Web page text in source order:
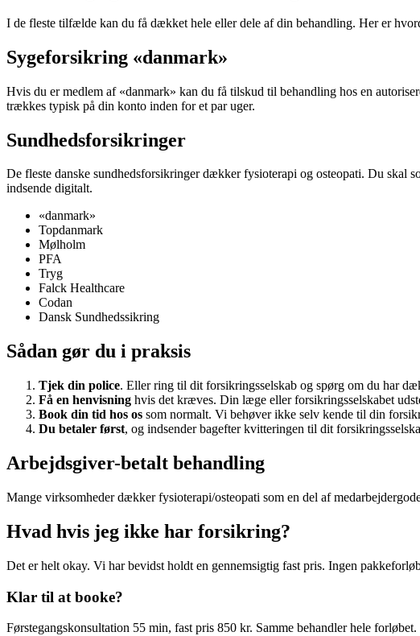
I de fleste tilfælde kan du få dækket hele eller dele af din behandling. Her er
Sygeforsikring «danmark»
Hvis du er medlem af «danmark» kan du få tilskud til behandling hos en
trækkes typisk på din konto inden for et par uger.
Sundhedsforsikringer
De fleste danske sundhedsforsikringer dækker fysioterapi og osteopati. Du skal
indsende digitalt.
«danmark»
Topdanmark
Mølholm
PFA
Tryg
Falck Healthcare
Codan
Dansk Sundhedssikring
Sådan gør du i praksis
Tjek din police. Eller ring til dit forsikringsselskab og spørg om du har
Få en henvisning hvis det kræves. Din læge eller forsikringsselskabet
Book din tid hos os som normalt. Vi behøver ikke selv kende til din
Du betaler først, og indsender bagefter kvitteringen til dit
Arbejdsgiver-betalt behandling
Mange virksomheder dækker fysioterapi/osteopati som en del af
Hvad hvis jeg ikke har forsikring?
Det er helt okay. Vi har bevidst holdt en gennemsigtig fast pris. Ingen
Klar til at booke?
Førstegangskonsultation 55 min, fast pris 850 kr. Samme behandler hele forløbet.